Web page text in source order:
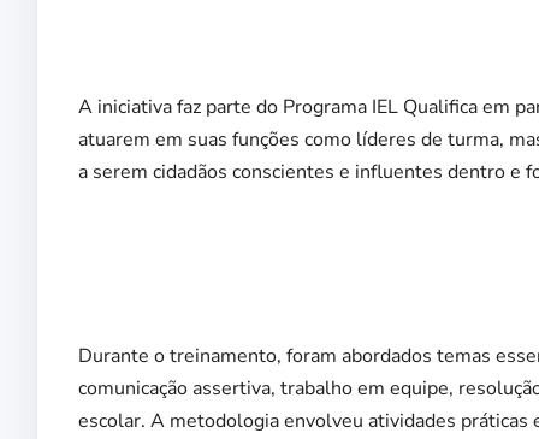
A iniciativa faz parte do Programa IEL Qualifica em
atuarem em suas funções como líderes de turma,
a serem cidadãos conscientes e influentes dentro e
Durante o treinamento, foram abordados temas
comunicação assertiva, trabalho em equipe,
escolar. A metodologia envolveu atividades